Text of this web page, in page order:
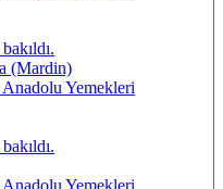
(Mardin)
Yemekleri
Yemekleri